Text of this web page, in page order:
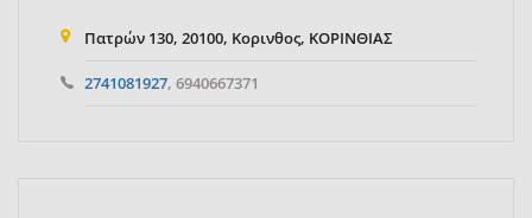
Πατρών 130, 20100, Κορινθος, ΚΟΡΙΝΘΙΑΣ
2741081927, 6940667371